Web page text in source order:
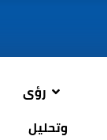
رؤى
وتحليل